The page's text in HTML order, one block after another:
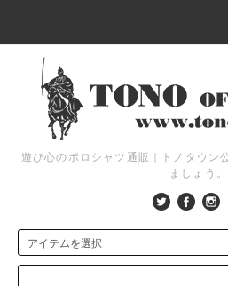
遊び心のポロシャツ通販｜トノタウン
ましょう。